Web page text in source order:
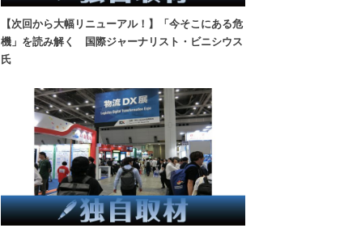
【次回から大幅リニューアル！】「今そこにある危
機」を読み解く 国際ジャーナリスト・ビニシウス
氏